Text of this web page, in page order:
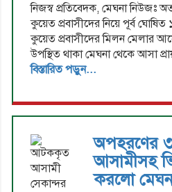
নিজস্ব প্রতিবেদক, মেঘনা নিউজঃ
কুয়েত প্রবাসীদের নিয়ে পূর্ব
কুয়েত প্রবাসীদের মিলন মেলার
উপস্থিত থাকা মেঘনা থেকে আসা
বিস্তারিত পড়ুন...
অপহরণের
আসামীসহ
করলো